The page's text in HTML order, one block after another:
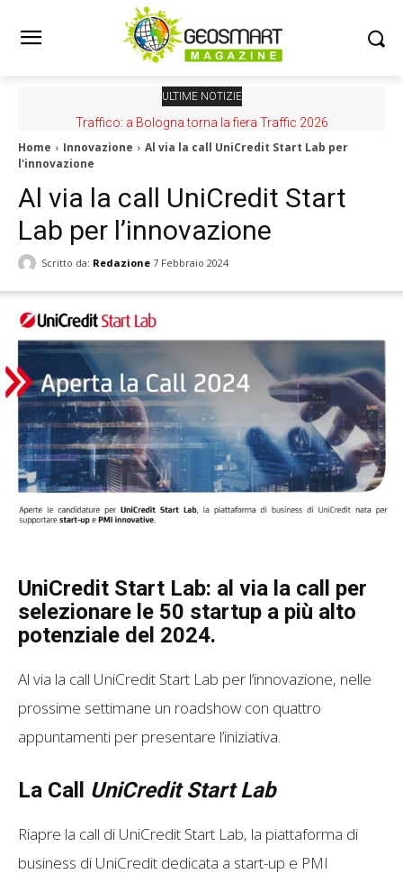
ULTIME NOTIZIE
Traffico: a Bologna torna la fiera Traffic 2026
Home Innovazione
Al via la call UniCredit Start Lab per
l'innovazione
Al via la call UniCredit Start
Lab per l’innovazione
Scritto da: Redazione 7 Febbraio 2024
UniCredit Start Lab: al via la call per
selezionare le 50 startup a più alto
potenziale del 2024.
Al via la call UniCredit Start Lab per l’innovazione, nelle
prossime settimane un roadshow con quattro
appuntamenti per presentare l’iniziativa.
La Call UniCredit Start Lab
Riapre la call di UniCredit Start Lab, la piattaforma di
business di UniCredit dedicata a start-up e PMI